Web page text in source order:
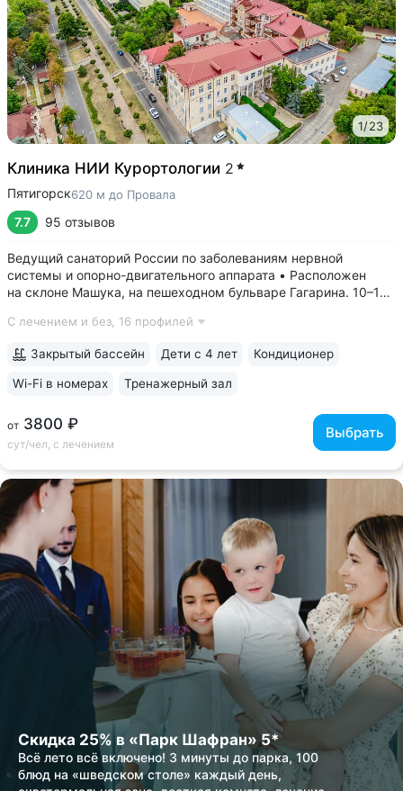
1/23
Клиника НИИ Курортологии 2
Пятигорск620 м до Провала
7.7 95 отзывов
Ведущий санаторий России по заболеваниям нервной
системы и опорно-двигательного аппарата • Расположен
на склоне Машука, на пешеходном бульваре Гагарина. 10–15
№ 24 • Высокий уровень научной и лечебной базы, является
С лечением и без, 16 профилей
от 3800 ₽
сут/чел, с лечением
Выбрать
Закрытый бассейн Дети с 4 лет Кондиционер
Wi-Fi в номерах Тренажерный зал
Скидка 25% в «Парк Шафран» 5*
Всё лето всё включено! 3 минуты до парка, 100
блюд на «шведском столе» каждый день,